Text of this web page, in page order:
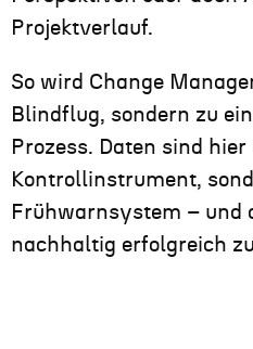
Projektverlauf.
So wird Change
Blindflug, sondern zu
Prozess. Daten sind hier
Kontrollinstrument,
Frühwarnsystem – und
nachhaltig erfolgreich